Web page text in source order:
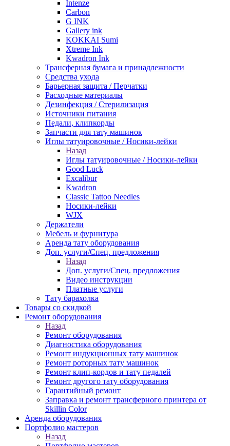
Intenze
Carbon
G INK
Gallery ink
KOKKAI Sumi
Xtreme Ink
Kwadron Ink
Трансферная бумага и принадлежности
Средства ухода
Барьерная защита / Перчатки
Расходные материалы
Дезинфекция / Стерилизация
Источники питания
Педали, клипкорды
Запчасти для тату машинок
Иглы татуировочные / Носики-лейки
Назад
Иглы татуировочные / Носики-лейки
Good Luck
Excalibur
Kwadron
Classic Tattoo Needles
Носики-лейки
WJX
Держатели
Мебель и фурнитура
Аренда тату оборудования
Доп. услуги/Спец. предложения
Назад
Доп. услуги/Спец. предложения
Видео инструкции
Платные услуги
Тату барахолка
Товары со скидкой
Ремонт оборудования
Назад
Ремонт оборудования
Диагностика оборудования
Ремонт индукционных тату машинок
Ремонт роторных тату машинок
Ремонт клип-кордов и тату педалей
Ремонт другого тату оборудования
Гарантийный ремонт
Заправка и ремонт трансферного принтера от
Skillin Color
Аренда оборудования
Портфолио мастеров
Назад